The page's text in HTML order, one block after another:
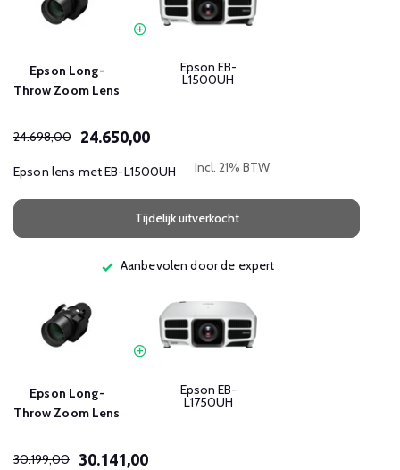
Epson Long-
Throw Zoom Lens
Epson EB-
L1500UH
24.698,00 24.650,00
Epson lens met EB-L1500UH Incl. 21% BTW
Tijdelijk uitverkocht
Aanbevolen door de expert
Epson Long-
Throw Zoom Lens
Epson EB-
L1750UH
30.199,00 30.141,00